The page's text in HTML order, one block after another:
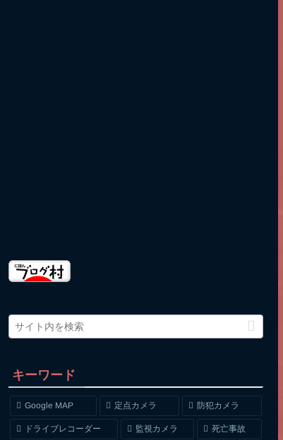
キーワード
Google MAP 定点カメラ 防犯カメラ
ドライブレコーダー 監視カメラ 死亡事故